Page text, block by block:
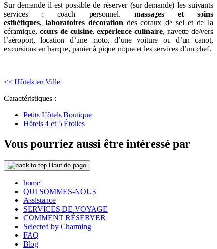
Sur demande il est possible de réserver (sur demande) les suivants
services : coach personnel, massages et soins
esthétiques, laboratoires décoration des coraux de sel et de la
céramique, cours de cuisine, expérience culinaire, navette de/vers
l’aéroport, location d’une moto, d’une voiture ou d’un canot,
excursions en barque, panier à pique-nique et les services d’un chef.
<< Hôtels en Ville
Caractéristiques :
Petits Hôtels Boutique
Hôtels 4 et 5 Étoiles
Vous pourriez aussi être intéressé par
Haut de page
home
QUI SOMMES-NOUS
Assistance
SERVICES DE VOYAGE
COMMENT RÉSERVER
Selected by Charming
FAQ
Blog